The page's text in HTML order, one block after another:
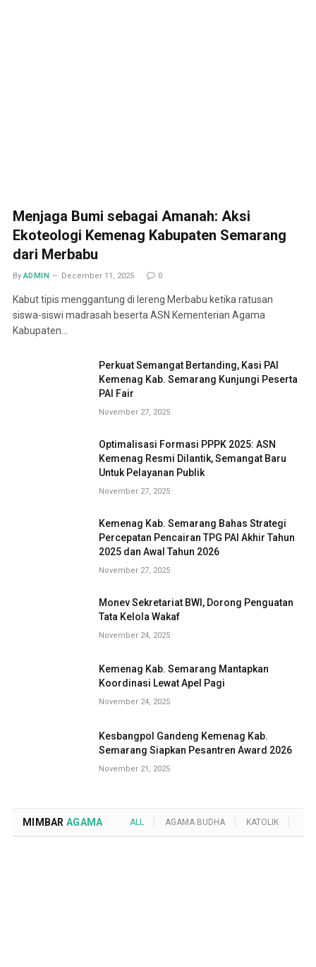
Menjaga Bumi sebagai Amanah: Aksi
Ekoteologi Kemenag Kabupaten Semarang
dari Merbabu
By ADMIN December 11, 2025 0
Kabut tipis menggantung di lereng Merbabu ketika ratusan
siswa-siswi madrasah beserta ASN Kementerian Agama
Kabupaten…
Perkuat Semangat Bertanding, Kasi PAI
Kemenag Kab. Semarang Kunjungi Peserta
PAI Fair
November 27, 2025
Optimalisasi Formasi PPPK 2025: ASN
Kemenag Resmi Dilantik, Semangat Baru
Untuk Pelayanan Publik
November 27, 2025
Kemenag Kab. Semarang Bahas Strategi
Percepatan Pencairan TPG PAI Akhir Tahun
2025 dan Awal Tahun 2026
November 27, 2025
Monev Sekretariat BWI, Dorong Penguatan
Tata Kelola Wakaf
November 24, 2025
Kemenag Kab. Semarang Mantapkan
Koordinasi Lewat Apel Pagi
November 24, 2025
Kesbangpol Gandeng Kemenag Kab.
Semarang Siapkan Pesantren Award 2026
November 21, 2025
MIMBAR AGAMA ALL AGAMA BUDHA KATOLIK